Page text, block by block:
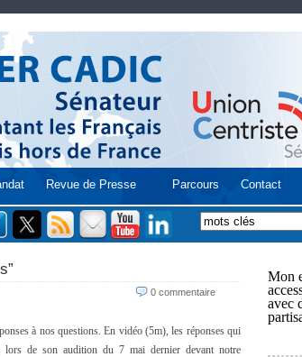
Revue de Presse Parcours Contact
0 commentaire
à nos questions. En vidéo (5m), les réponses qui
lors de son audition du 7 mai dernier devant notre
Mon
avec